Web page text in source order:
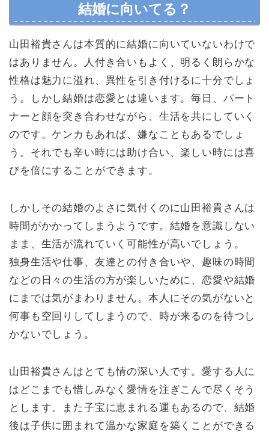
結婚に向いてる？
山田裕貴さんは本質的に結婚に向いていないわけで
はありません。人付き合いもよく、明るく朗らかな
性格は魅力に溢れ、異性を引き付けるに十分でしょ
う。しかし結婚は恋愛とは違います。毎日、パート
ナーと顔を突き合わせながら、生活を共にしていく
のです。ケンカもあれば、嫌なこともあるでしょ
う。それでも辛い時には助け合い、楽しい時には喜
びを倍にすることができます。
しかしその結婚のよさに気付くのに山田裕貴さんは
時間がかかってしまうようです。結婚を意識しない
まま、生活が流れていく可能性が高いでしょう。
独身生活や仕事、友達との付き合いや、趣味の時間
などの日々の生活の方が楽しいために、恋愛や結婚
にまでは気がまわりません。本人にその気がないと
何事も空回りしてしまうので、時が来るのを待つし
かないでしょう。
山田裕貴さんはとても情の深い人です。愛する人に
はどこまでも惜しみなく愛情を注ぎこんで尽くそう
とします。また子宝に恵まれる運もあるので、結婚
後は子供に囲まれて温かな家庭を築くことができる